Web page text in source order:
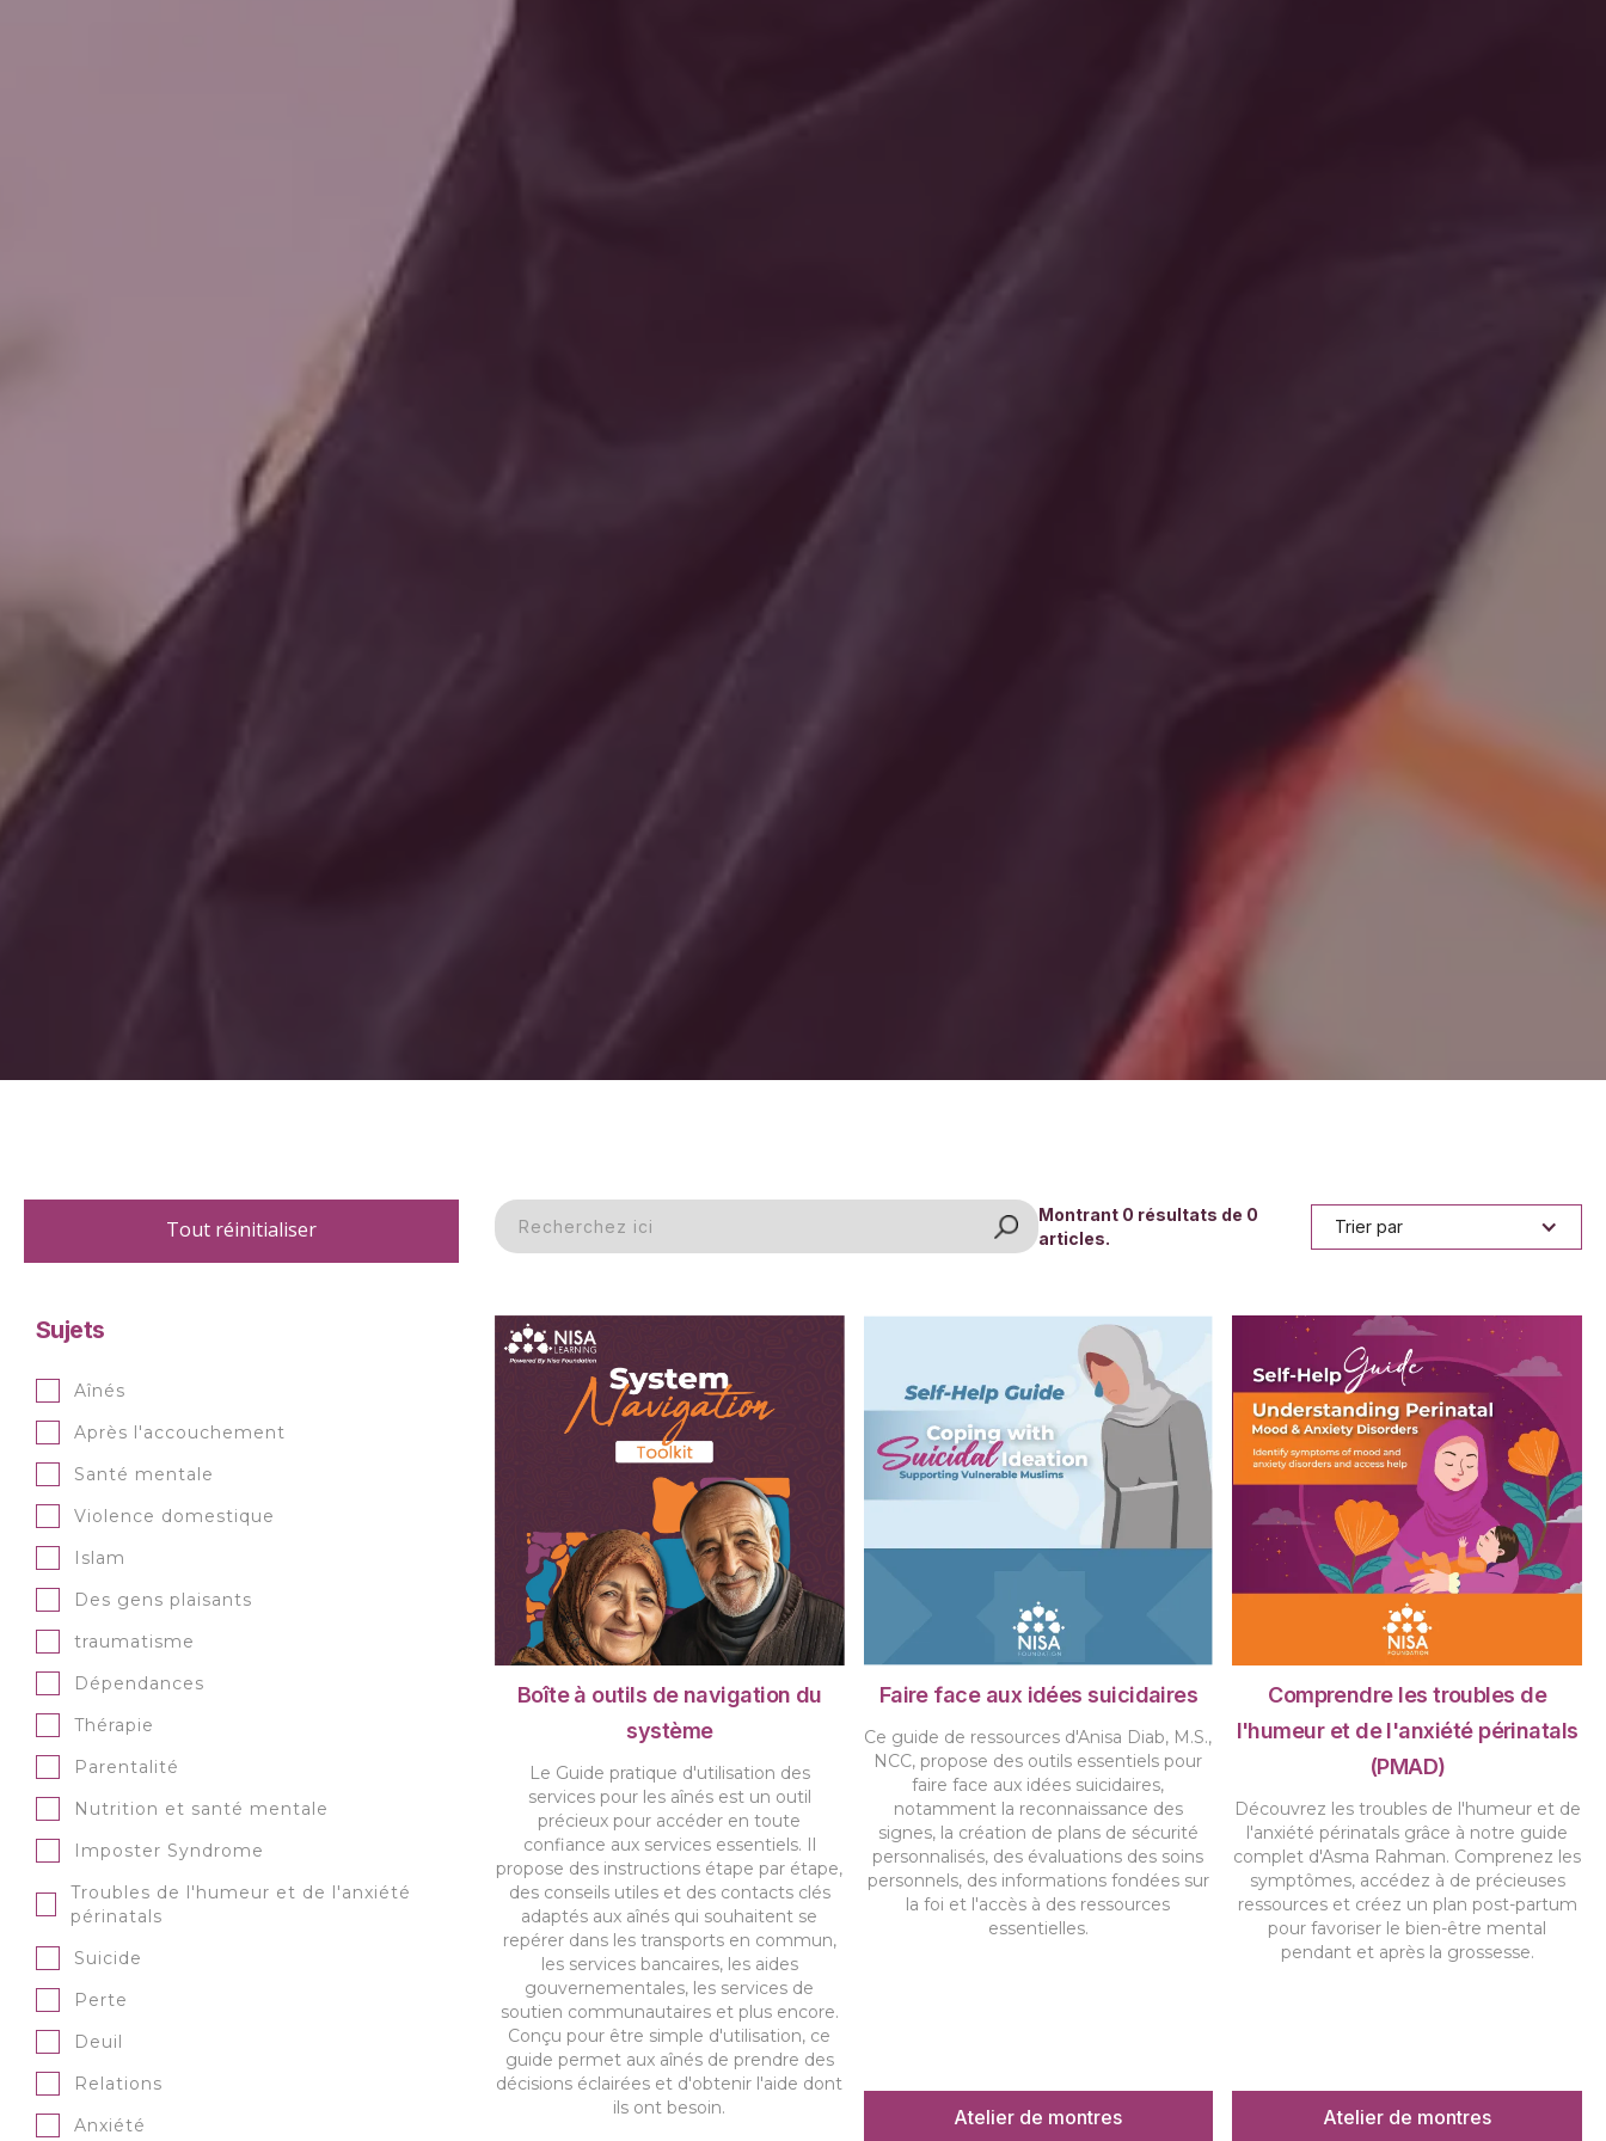
Tout réinitialiser
Sujets
Aînés
Après l'accouchement
Santé mentale
Violence domestique
Islam
Des gens plaisants
traumatisme
Dépendances
Thérapie
Parentalité
Nutrition et santé mentale
Imposter Syndrome
Troubles de l'humeur et de l'anxiété
périnatals
Suicide
Perte
Deuil
Relations
Anxiété
Montrant 0 résultats de 0
articles.
Trier par
Boîte à outils de navigation du
système
Le Guide pratique d'utilisation des
services pour les aînés est un outil
précieux pour accéder en toute
confiance aux services essentiels. Il
propose des instructions étape par étape,
des conseils utiles et des contacts clés
adaptés aux aînés qui souhaitent se
repérer dans les transports en commun,
les services bancaires, les aides
gouvernementales, les services de
soutien communautaires et plus encore.
Conçu pour être simple d'utilisation, ce
guide permet aux aînés de prendre des
décisions éclairées et d'obtenir l'aide dont
ils ont besoin.
Faire face aux idées suicidaires
Ce guide de ressources d'Anisa Diab, M.S.,
NCC, propose des outils essentiels pour
faire face aux idées suicidaires,
notamment la reconnaissance des
signes, la création de plans de sécurité
personnalisés, des évaluations des soins
personnels, des informations fondées sur
la foi et l'accès à des ressources
essentielles.
Atelier de montres
Comprendre les troubles de
l'humeur et de l'anxiété périnatals
(PMAD)
Découvrez les troubles de l'humeur et de
l'anxiété périnatals grâce à notre guide
complet d'Asma Rahman. Comprenez les
symptômes, accédez à de précieuses
ressources et créez un plan post-partum
pour favoriser le bien-être mental
pendant et après la grossesse.
Atelier de montres